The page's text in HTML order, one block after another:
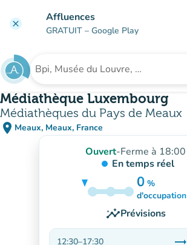
clear Affluences
GRATUIT – Google Play
Rechercher un établissement
Médiathèque Luxembourg
Médiathèques du Pays de Meaux
place Meaux, Meaux, France
(ouvrir dans Google Maps)
(nouvel onglet)
Ouvert-Ferme à 18:00
En temps réel
0 %
10%
d'occupation
insightsPrévisions
12:30–17:30 trending_flat